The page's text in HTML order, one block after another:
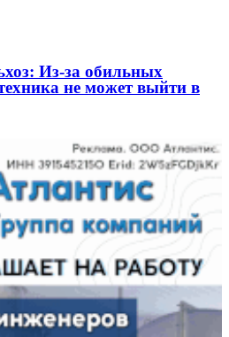
Из-за обильных
не может выйти в